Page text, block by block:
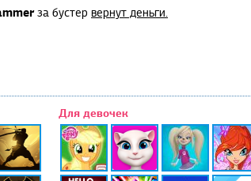
за бустер вернут деньги.
Для девочек